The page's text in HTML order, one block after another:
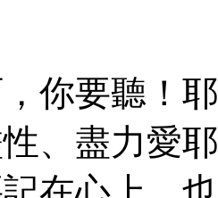
，你要聽！
、盡力愛